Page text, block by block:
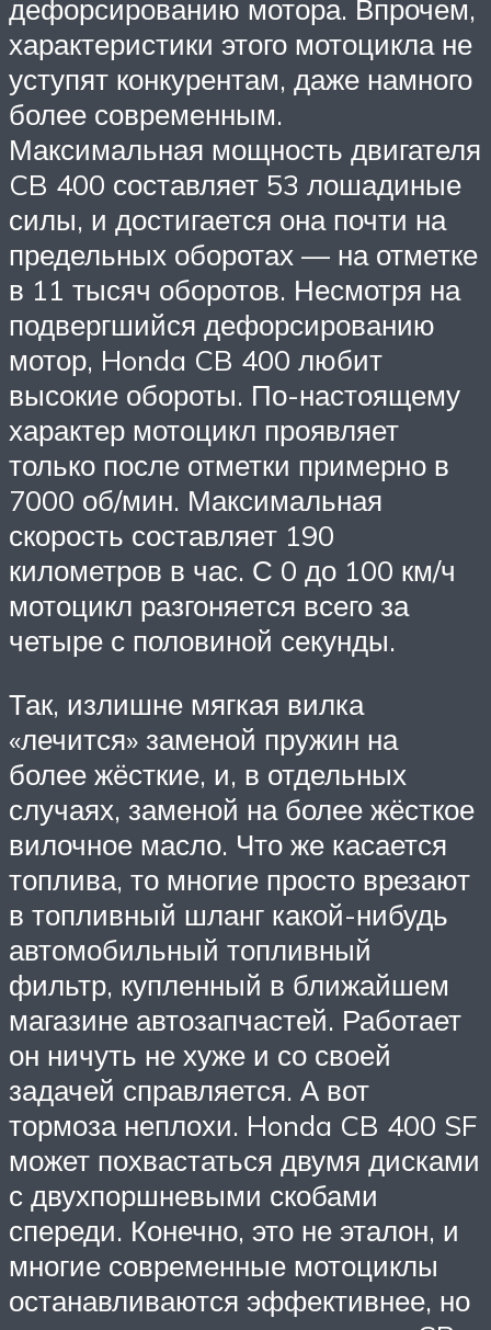
дефорсированию мотора. Впрочем,
характеристики этого мотоцикла не
уступят конкурентам, даже намного
более современным.
Максимальная мощность двигателя
CB 400 составляет 53 лошадиные
силы, и достигается она почти на
предельных оборотах — на отметке
в 11 тысяч оборотов. Несмотря на
подвергшийся дефорсированию
мотор, Honda CB 400 любит
высокие обороты. По-настоящему
характер мотоцикл проявляет
только после отметки примерно в
7000 об/мин. Максимальная
скорость составляет 190
километров в час. С 0 до 100 км/ч
мотоцикл разгоняется всего за
четыре с половиной секунды.
Так, излишне мягкая вилка
«лечится» заменой пружин на
более жёсткие, и, в отдельных
случаях, заменой на более жёсткое
вилочное масло. Что же касается
топлива, то многие просто врезают
в топливный шланг какой-нибудь
автомобильный топливный
фильтр, купленный в ближайшем
магазине автозапчастей. Работает
он ничуть не хуже и со своей
задачей справляется. А вот
тормоза неплохи. Honda CB 400 SF
может похвастаться двумя дисками
с двухпоршневыми скобами
спереди. Конечно, это не эталон, и
многие современные мотоциклы
останавливаются эффективнее, но